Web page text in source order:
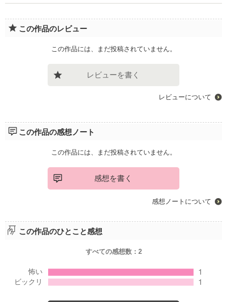
この作品のレビュー
この作品には、まだ投稿されていません。
レビューを書く
レビューについて
この作品の感想ノート
この作品には、まだ投稿されていません。
感想を書く
感想ノートについて
この作品のひとこと感想
すべての感想数： 2